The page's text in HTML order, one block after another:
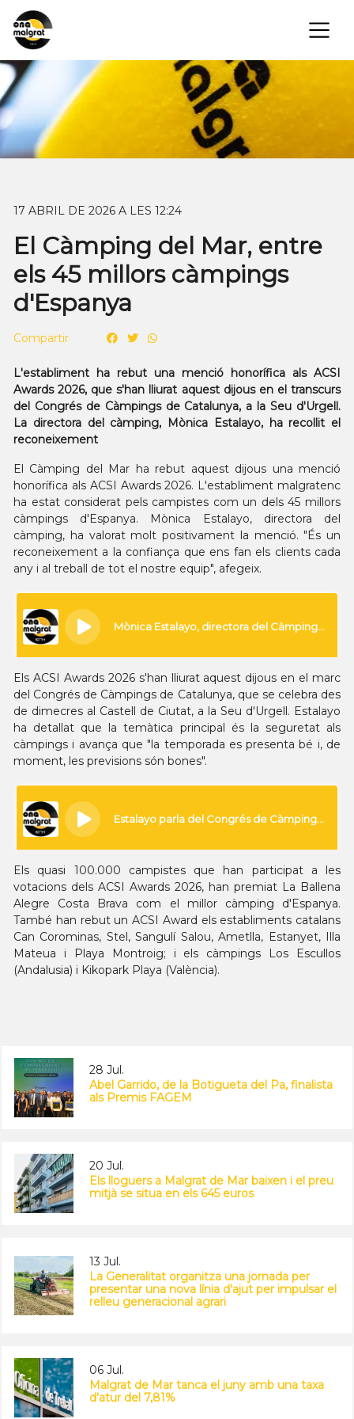
×
17 ABRIL DE 2026 A LES 12:24
El Càmping del Mar, entre
els 45 millors càmpings
d'Espanya
Compartir
L'establiment ha rebut una menció honorífica als ACSI
Awards 2026, que s'han lliurat aquest dijous en el transcurs
del Congrés de Càmpings de Catalunya, a la Seu d'Urgell.
La directora del càmping, Mònica Estalayo, ha recollit el
reconeixement
El Càmping del Mar ha rebut aquest dijous una menció
honorífica als ACSI Awards 2026. L'establiment malgratenc
ha estat considerat pels campistes com un dels 45 millors
càmpings d'Espanya. Mònica Estalayo, directora del
càmping, ha valorat molt positivament la menció. "És un
reconeixement a la confiança que ens fan els clients cada
any i al treball de tot el nostre equip", afegeix.
Els ACSI Awards 2026 s'han lliurat aquest dijous en el marc
del Congrés de Càmpings de Catalunya, que se celebra des
de dimecres al Castell de Ciutat, a la Seu d'Urgell. Estalayo
ha detallat que la temàtica principal és la seguretat als
càmpings i avança que "la temporada es presenta bé i, de
moment, les previsions són bones".
Els quasi 100.000 campistes que han participat a les
votacions dels ACSI Awards 2026, han premiat La Ballena
Alegre Costa Brava com el millor càmping d'Espanya.
També han rebut un ACSI Award els establiments catalans
Can Corominas, Stel, Sangulí Salou, Ametlla, Estanyet, Illa
Mateua i Playa Montroig; i els càmpings Los Escullos
(Andalusia) i Kikopark Playa (València).
28 Jul.
Abel Garrido, de la Botigueta del Pa, finalista
als Premis FAGEM
20 Jul.
Els lloguers a Malgrat de Mar baixen i el preu
mitjà se situa en els 645 euros
13 Jul.
La Generalitat organitza una jornada per
presentar una nova línia d'ajut per impulsar el
relleu generacional agrari
06 Jul.
Malgrat de Mar tanca el juny amb una taxa
d'atur del 7,81%